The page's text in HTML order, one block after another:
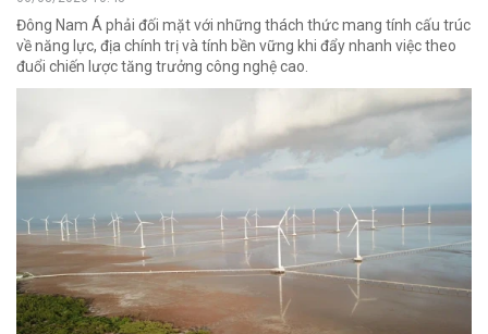
Đông Nam Á phải đối mặt với những thách thức mang tính cấu trúc
về năng lực, địa chính trị và tính bền vững khi đẩy nhanh việc theo
đuổi chiến lược tăng trưởng công nghệ cao.